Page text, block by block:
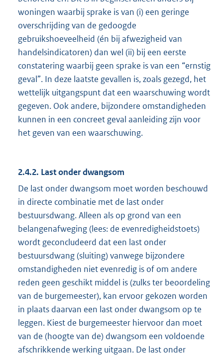
woningen waarbij sprake is van (i) een geringe
overschrijding van de gedoogde
gebruikshoeveelheid (én bij afwezigheid van
handelsindicatoren) dan wel (ii) bij een eerste
constatering waarbij geen sprake is van een “ernstig
geval”. In deze laatste gevallen is, zoals gezegd, het
wettelijk uitgangspunt dat een waarschuwing wordt
gegeven. Ook andere, bijzondere omstandigheden
kunnen in een concreet geval aanleiding zijn voor
het geven van een waarschuwing.
2.4.2. Last onder dwangsom
De last onder dwangsom moet worden beschouwd
in directe combinatie met de last onder
bestuursdwang. Alleen als op grond van een
belangenafweging (lees: de evenredigheidstoets)
wordt geconcludeerd dat een last onder
bestuursdwang (sluiting) vanwege bijzondere
omstandigheden niet evenredig is of om andere
reden geen geschikt middel is (zulks ter beoordeling
van de burgemeester), kan ervoor gekozen worden
in plaats daarvan een last onder dwangsom op te
leggen. Kiest de burgemeester hiervoor dan moet
van de (hoogte van de) dwangsom een voldoende
afschrikkende werking uitgaan. De last onder